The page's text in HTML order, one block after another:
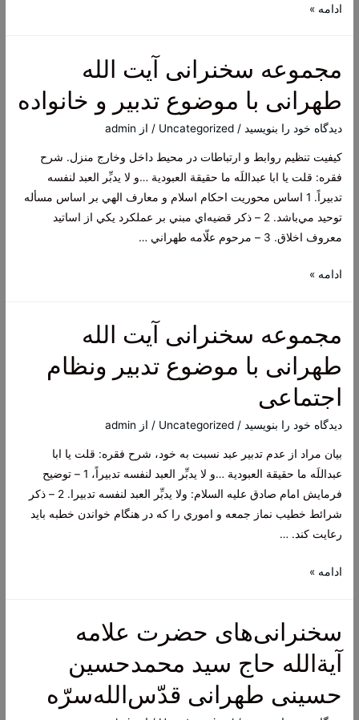
جلد
مبانی
اخلاق
ادامه »
مجموعه سخنرانی آیت الله
طهرانی با موضوع تدبیر و خانواده
دیدگاه‌ خود را بنویسید /
Uncategorized / از admin
کیفیت تنظیم روابط و ارتباطات در محیط داخل وخارج منزل. شرح
فقره: قلت يا ابا عبداللَه ما حقيقة العبودية …و لا يدبِّر العبد لنفسه
تدبيراً. 1 اساس محوريت احكام اسلام و معارف الهي بر اساس مسأله
توحيد مي‌باشد. 2 – ذكر قضيه‌اي مبني بر عملكرد يكي از اساتيد
معروف اخلاق. 3 – مرحوم علّامه طهراني …
مجموعه
الله
طهرانی
با
موضوع
و
خانواده
ادامه »
مجموعه سخنرانی آیت الله
طهرانی با موضوع تدبیر ونظام
اجتماعی
دیدگاه‌ خود را بنویسید /
Uncategorized / از admin
بیان مراد از عدم تدبیر عبد نسبت به خود، شرح فقره: قلت يا ابا
عبداللَه ما حقيقة العبودية …و لا يدبِّر العبد لنفسه تدبيراً، 1 – توضيح
فرمايش امام صادق عليه السلام: ولا يدبِّر العبد لنفسه تدبيرا. 2 – ذكر
شرائط خطيب نماز جمعه و اموري را كه در هنگام خواندن خطبه بايد
رعايت كند. …
مجموعه
الله
طهرانی
با
موضوع
ادامه »
سخنرانی‌های حضرت علامه
آیة‌الله حاج سید محمدحسین
حسینی طهرانی قدّس‌الله‌سرّه